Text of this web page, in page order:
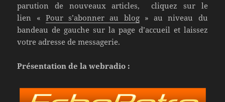
parution de nouveaux articles, cliquez sur le
lien « Pour s’abonner au blog» au niveau du
bandeau de gauche sur la page d’accueil et laissez
votre adresse de messagerie.
Présentation de la webradio :